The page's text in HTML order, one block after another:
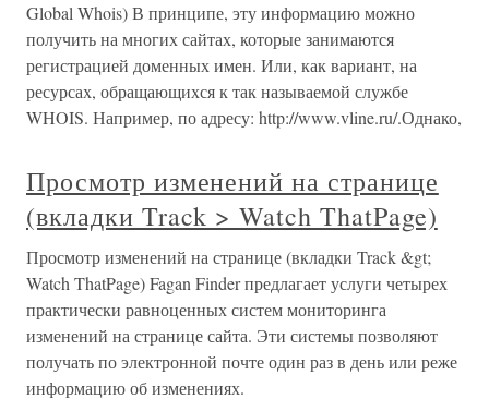
Global Whois) В принципе, эту информацию можно
получить на многих сайтах, которые занимаются
регистрацией доменных имен. Или, как вариант, на
ресурсах, обращающихся к так называемой службе
WHOIS. Например, по адресу: http://www.vline.ru/.Однако,
Просмотр изменений на странице
(вкладки Track > Watch ThatPage)
Просмотр изменений на странице (вкладки Track &gt;
Watch ThatPage) Fagan Finder предлагает услуги четырех
практически равноценных систем мониторинга
изменений на странице сайта. Эти системы позволяют
получать по электронной почте один раз в день или реже
информацию об изменениях.